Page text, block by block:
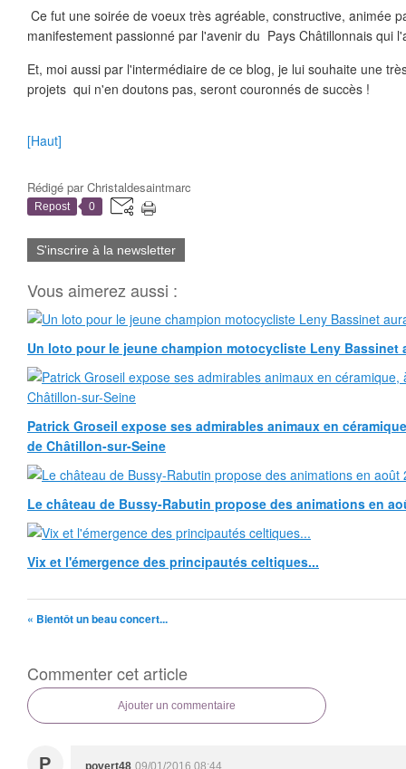
Ce fut une soirée de voeux très agréable, constructive, animée
manifestement passionné par l'avenir du Pays Châtillonnais qui
Et, moi aussi par l'intermédiaire de ce blog, je lui souhaite une
projets qui n'en doutons pas, seront couronnés de succès !
[Haut]
Rédigé parChristaldesaintmarc
Repost 0
S'inscrire à la newsletter
Vous aimerez aussi :
Un loto pour le jeune champion motocycliste Leny Bassinet
Patrick Groseil expose ses admirables animaux en
de Châtillon-sur-Seine
Le château de Bussy-Rabutin propose des animations en
Vix et l'émergence des principautés celtiques...
« Bientôt un beau concert...
Commenter cet article
Ajouter un commentaire
P povert48 09/01/2016 08:44